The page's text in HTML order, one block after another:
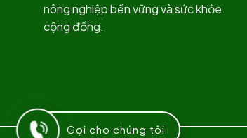
nông nghiệp bền vững và sức khỏe
cộng đồng.
Gọi cho chúng tôi